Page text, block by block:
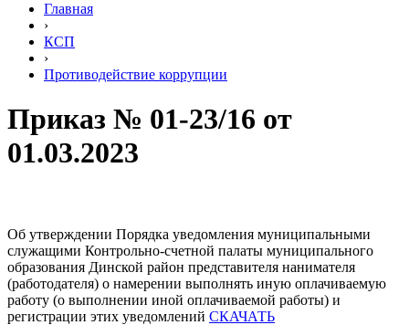
Главная
›
КСП
›
Противодействие коррупции
Приказ № 01-23/16 от
01.03.2023
Об утверждении Порядка уведомления муниципальными
служащими Контрольно-счетной палаты муниципального
образования Динской район представителя нанимателя
(работодателя) о намерении выполнять иную оплачиваемую
работу (о выполнении иной оплачиваемой работы) и
регистрации этих уведомлений СКАЧАТЬ